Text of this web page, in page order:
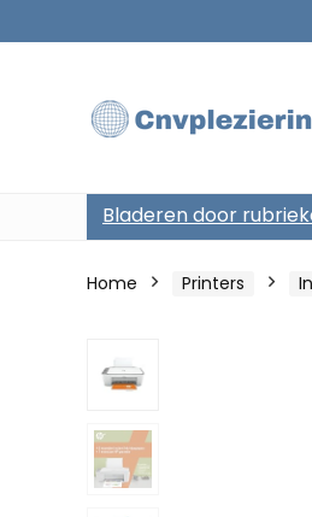
Bladeren door
Home Printers